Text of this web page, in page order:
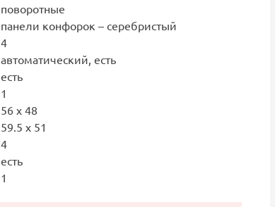
поворотные
панели конфорок – серебристый
4
автоматический, есть
есть
1
56 x 48
59.5 x 51
4
есть
1